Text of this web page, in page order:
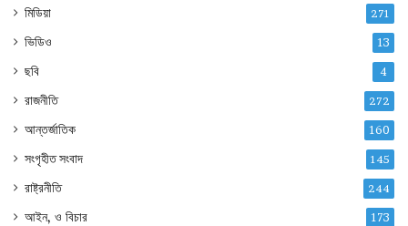
মিডিয়া 271
ভিডিও 13
ছবি 4
রাজনীতি 272
আন্তর্জাতিক 160
সংগৃহীত সংবাদ 145
রাষ্ট্রনীতি 244
আইন, ও বিচার 173